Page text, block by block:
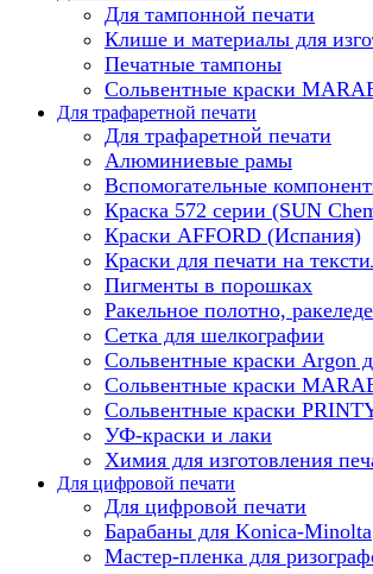
Для тампонной печати
Клише и материалы для
Печатные тампоны
Сольвентные краски
Для трафаретной печати
Для трафаретной печати
Алюминиевые рамы
Вспомогательные
Краска 572 серии (SUN
Краски AFFORD (Испания)
Краски для печати на
Пигменты в порошках
Ракельное полотно,
Сетка для шелкографии
Сольвентные краски Argon
Сольвентные краски
Сольвентные краски
УФ-краски и лаки
Химия для изготовления
Для цифровой печати
Для цифровой печати
Барабаны для Konica-Minolta
Мастер-пленка для